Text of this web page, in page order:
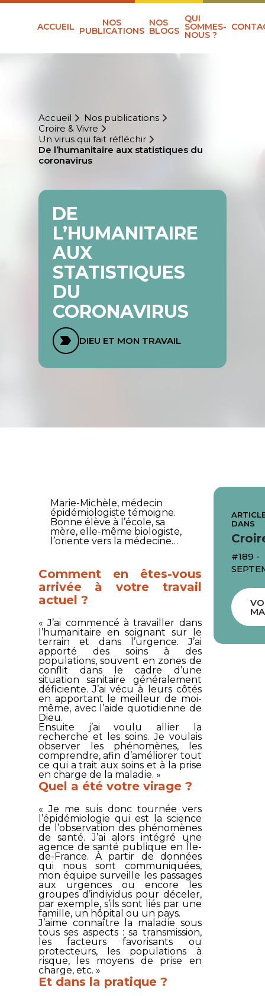
ACCUEIL NOS
PUBLICATIONS
NOS
BLOGS
QUI
SOMMES-
NOUS ?
Accueil
Nos publications
Croire & Vivre
Un virus qui fait réfléchir
De l’humanitaire aux statistiques du
coronavirus
DE
L’HUMANITAIRE
AUX
STATISTIQUES
DU
CORONAVIRUS
DIEU ET MON TRAVAIL
Marie-Michèle, médecin
épidémiologiste témoigne.
Bonne élève à l’école, sa
mère, elle-même biologiste,
l’oriente vers la médecine…
Comment en êtes-vous
arrivée à votre travail
actuel ?
« J’ai commencé à travailler dans
l’humanitaire en soignant sur le
terrain et dans l’urgence. J’ai
apporté des soins à des
populations, souvent en zones de
conflit dans le cadre d’une
situation sanitaire généralement
déficiente. J’ai vécu à leurs côtés
en apportant le meilleur de moi-
même, avec l’aide quotidienne de
Dieu.
Ensuite j’ai voulu allier la
recherche et les soins. Je voulais
observer les phénomènes, les
comprendre, afin d’améliorer tout
ce qui a trait aux soins et à la prise
en charge de la maladie. »
Quel a été votre virage ?
« Je me suis donc tournée vers
l’épidémiologie qui est la science
de l’observation des phénomènes
de santé. J’ai alors intégré une
agence de santé publique en Île-
de-France. À partir de données
qui nous sont communiquées,
mon équipe surveille les passages
aux urgences ou encore les
groupes d’individus pour déceler,
par exemple, s’ils sont liés par une
famille, un hôpital ou un pays.
J’aime connaître la maladie sous
tous ses aspects : sa transmission,
les facteurs favorisants ou
protecteurs, les populations à
risque, les moyens de prise en
charge, etc. »
Et dans la pratique ?
DANS
#189 -